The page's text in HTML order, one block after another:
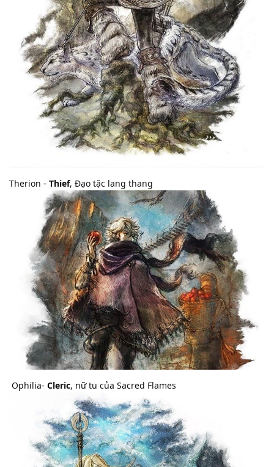
Therion - Thief, Đạo tặc lang thang
Ophilia- Cleric, nữ tu của Sacred Flames